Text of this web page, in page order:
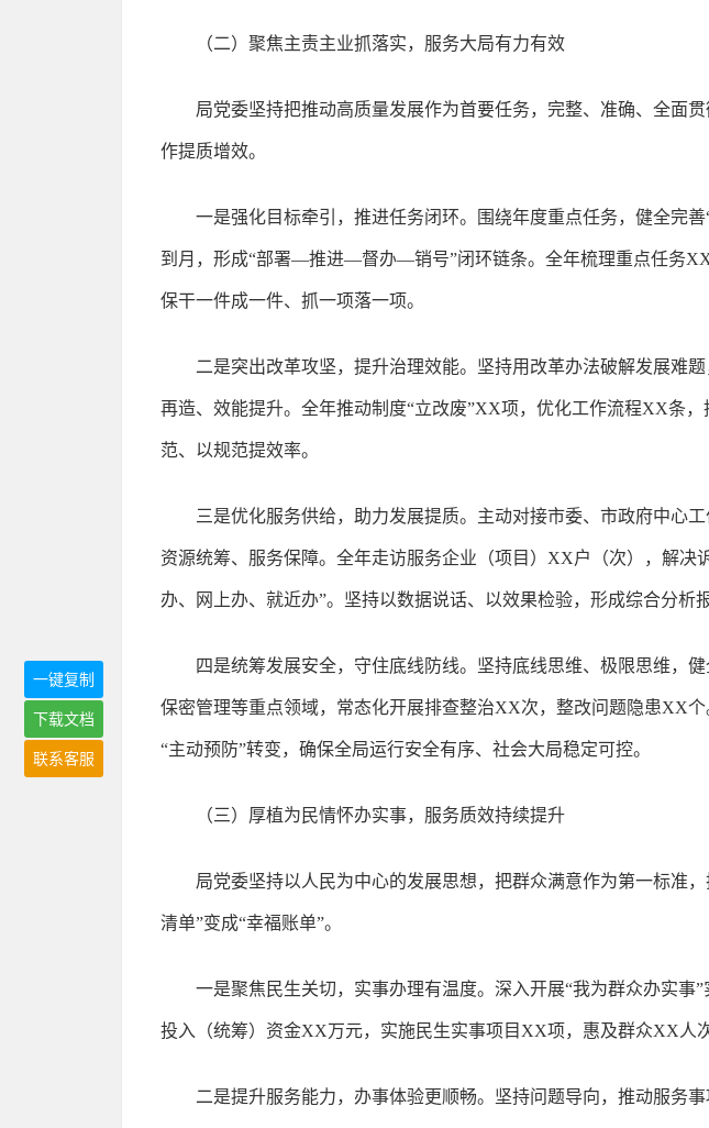
（二）聚焦主责主业抓落实，服务大局有力有效
局党委坚持把推动高质量发展作为首要任务，完整、准确、全面
作提质增效。
一是强化目标牵引，推进任务闭环。围绕年度重点任务，健全完
到月，形成“部署—推进—督办—销号”闭环链条。全年梳理重点任务
保干一件成一件、抓一项落一项。
二是突出改革攻坚，提升治理效能。坚持用改革办法破解发展难
再造、效能提升。全年推动制度“立改废”XX项，优化工作流程XX条
范、以规范提效率。
三是优化服务供给，助力发展提质。主动对接市委、市政府中心
资源统筹、服务保障。全年走访服务企业（项目）XX户（次），解
办、网上办、就近办”。坚持以数据说话、以效果检验，形成综合分析
四是统筹发展安全，守住底线防线。坚持底线思维、极限思维，
保密管理等重点领域，常态化开展排查整治XX次，整改问题隐患XX
“主动预防”转变，确保全局运行安全有序、社会大局稳定可控。
（三）厚植为民情怀办实事，服务质效持续提升
局党委坚持以人民为中心的发展思想，把群众满意作为第一标准
清单”变成“幸福账单”。
一是聚焦民生关切，实事办理有温度。深入开展“我为群众办实
投入（统筹）资金XX万元，实施民生实事项目XX项，惠及群众XX人
二是提升服务能力，办事体验更顺畅。坚持问题导向，推动服务
一键复制
下载文档
联系客服